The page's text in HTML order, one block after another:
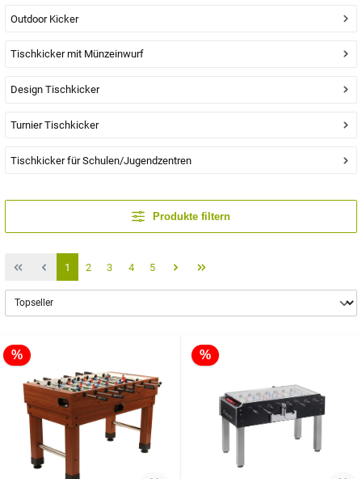
Outdoor Kicker
Tischkicker mit Münzeinwurf
Design Tischkicker
Turnier Tischkicker
Tischkicker für Schulen/Jugendzentren
Produkte filtern
1 2 3 4 5
% %